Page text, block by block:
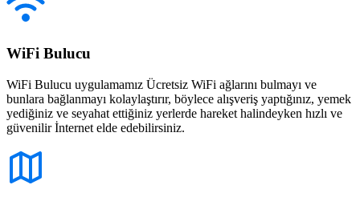
WiFi Bulucu
WiFi Bulucu uygulamamız Ücretsiz WiFi ağlarını bulmayı ve
bunlara bağlanmayı kolaylaştırır, böylece alışveriş yaptığınız, yemek
yediğiniz ve seyahat ettiğiniz yerlerde hareket halindeyken hızlı ve
güvenilir İnternet elde edebilirsiniz.